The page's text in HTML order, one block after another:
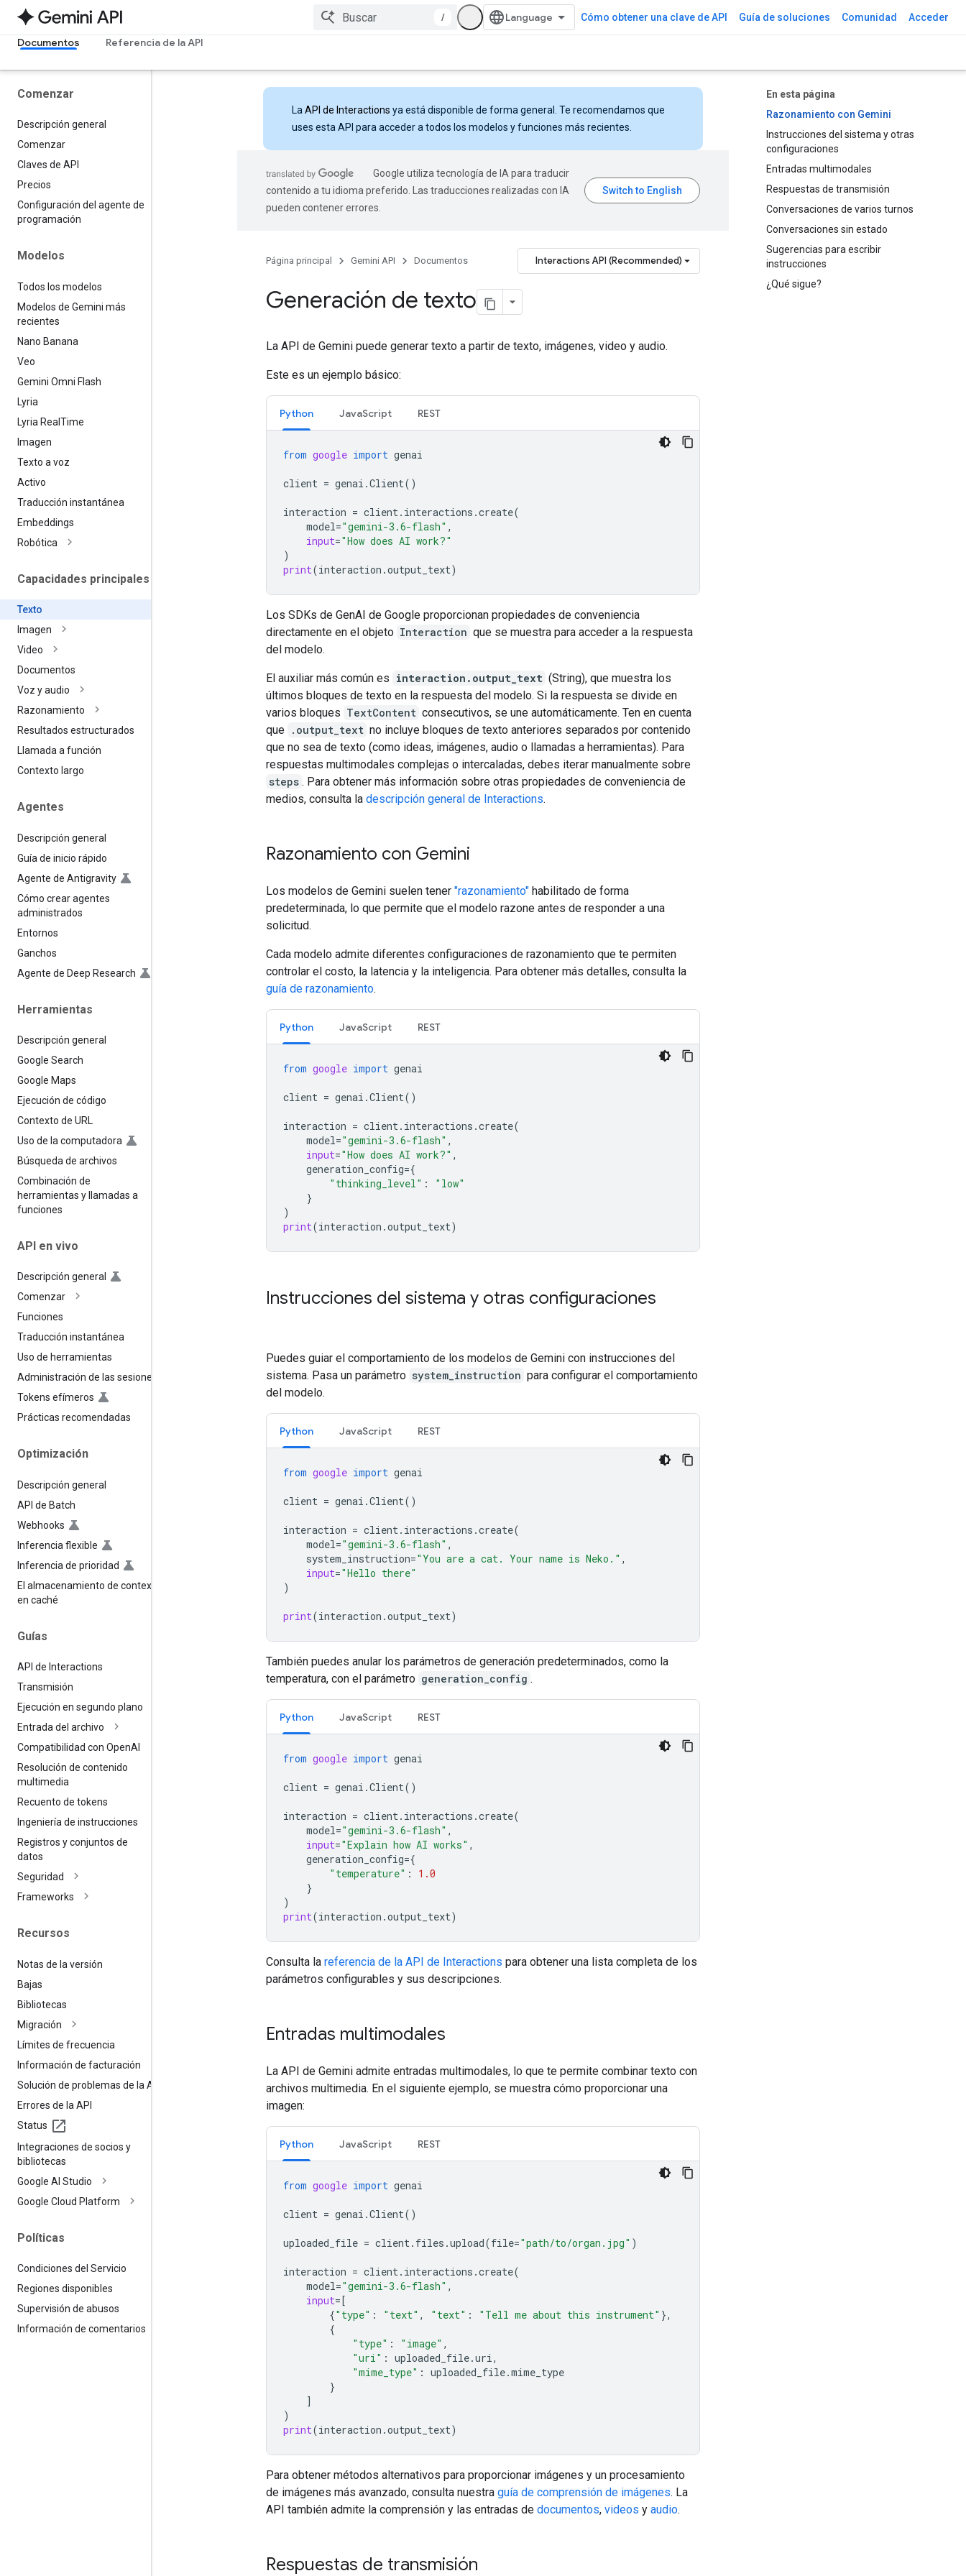
/ Cómo obtener una clave de API Guía de soluciones Comunidad Acceder
Documentos Referencia de la API
Comenzar
Descripción general
Comenzar
Claves de API
Precios
Configuración del agente de
programación
Modelos
Todos los modelos
Modelos de Gemini más
recientes
Nano Banana
Veo
Gemini Omni Flash
Lyria
Lyria Real Time
Imagen
Texto a voz
Activo
Traducción instantánea
Embeddings
Robótica
Capacidades principales
Texto
Imagen
Video
Documentos
Voz y audio
Razonamiento
Resultados estructurados
Llamada a función
Contexto largo
Agentes
Descripción general
Guía de inicio rápido
Agente de Antigravity
Cómo crear agentes
administrados
Entornos
Ganchos
Agente de Deep Research
Herramientas
Descripción general
Google Search
Google Maps
Ejecución de código
Contexto de URL
Uso de la computadora
Búsqueda de archivos
Combinación de
herramientas y llamadas a
funciones
API en vivo
Descripción general
Comenzar
Funciones
Traducción instantánea
Uso de herramientas
Administración de las sesiones
Tokens efímeros
Prácticas recomendadas
Optimización
Descripción general
API de Batch
Webhooks
Inferencia flexible
Inferencia de prioridad
El almacenamiento de contexto
en caché
Guías
API de Interactions
Transmisión
Ejecución en segundo plano
Entrada del archivo
Compatibilidad con OpenAI
Resolución de contenido
multimedia
Recuento de tokens
Ingeniería de instrucciones
Registros y conjuntos de
datos
Seguridad
Frameworks
Recursos
Notas de la versión
Bajas
Bibliotecas
Migración
Límites de frecuencia
Información de facturación
Solución de problemas de la API
Errores de la API
Status
Integraciones de socios y
bibliotecas
Google AI Studio
Google Cloud Platform
Políticas
Condiciones del Servicio
Regiones disponibles
Supervisión de abusos
Información de comentarios
En esta página
Razonamiento con Gemini
Instrucciones del sistema y otras
configuraciones
Entradas multimodales
Respuestas de transmisión
Conversaciones de varios turnos
Conversaciones sin estado
Sugerencias para escribir
instrucciones
¿Qué sigue?
La API de Interactions ya está disponible de forma general. Te recomendamos que
uses esta API para acceder a todos los modelos y funciones más recientes.
Google utiliza tecnología de IA para traducir
contenido a tu idioma preferido. Las traducciones realizadas con IA
pueden contener errores.
Página principal Gemini API Documentos Interactions API (Recommended)
Generación de texto
La API de Gemini puede generar texto a partir de texto, imágenes, video y audio.
Este es un ejemplo básico:
Python JavaScript REST
from google import genai
client = genai .Client()
interaction = client. interactions .create(
model="gemini-3.6-flash" ,
input="How does AI work?"
)
print(interaction .output_text)
Los SDKs de GenAI de Google proporcionan propiedades de conveniencia
directamente en el objeto Interaction que se muestra para acceder a la respuesta
del modelo.
El auxiliar más común es interaction.output_text (String), que muestra los
últimos bloques de texto en la respuesta del modelo. Si la respuesta se divide en
varios bloques TextContent consecutivos, se une automáticamente. Ten en cuenta
que .output_text no incluye bloques de texto anteriores separados por contenido
que no sea de texto (como ideas, imágenes, audio o llamadas a herramientas). Para
respuestas multimodales complejas o intercaladas, debes iterar manualmente sobre
steps . Para obtener más información sobre otras propiedades de conveniencia de
medios, consulta la descripción general de Interactions.
Razonamiento con Gemini
Los modelos de Gemini suelen tener "razonamiento" habilitado de forma
predeterminada, lo que permite que el modelo razone antes de responder a una
solicitud.
Cada modelo admite diferentes configuraciones de razonamiento que te permiten
controlar el costo, la latencia y la inteligencia. Para obtener más detalles, consulta la
guía de razonamiento.
Python JavaScript REST
from google import genai
client = genai .Client()
interaction = client. interactions .create(
model="gemini-3.6-flash" ,
input="How does AI work?" ,
generation_config={
"thinking_level" :
"low"
}
)
print(interaction .output_text)
Instrucciones del sistema y otras configuraciones
Puedes guiar el comportamiento de los modelos de Gemini con instrucciones del
sistema. Pasa un parámetro system_instruction para configurar el comportamiento
del modelo.
Python JavaScript REST
from google import genai
client = genai .Client()
interaction = client. interactions .create(
model="gemini-3.6-flash" ,
system_instruction="You are a cat. Your name is Neko." ,
input="Hello there"
)
print(interaction .output_text)
También puedes anular los parámetros de generación predeterminados, como la
temperatura, con el parámetro generation_config .
Python JavaScript REST
from google import genai
client = genai .Client()
interaction = client. interactions .create(
model="gemini-3.6-flash" ,
input="Explain how AI works" ,
generation_config={
"temperature" :
1.0
}
)
print(interaction .output_text)
Consulta la referencia de la API de Interactions para obtener una lista completa de los
parámetros configurables y sus descripciones.
Entradas multimodales
La API de Gemini admite entradas multimodales, lo que te permite combinar texto con
archivos multimedia. En el siguiente ejemplo, se muestra cómo proporcionar una
imagen:
Python JavaScript REST
from google import genai
client = genai .Client()
uploaded_file = client. files .upload(file="path/to/organ.jpg" )
interaction = client. interactions .create(
model="gemini-3.6-flash" ,
input=[
{"type" : "text" , "text" : "Tell me about this instrument" },
{
"type" : "image" ,
"uri" : uploaded_file.uri,
"mime_type" : uploaded_file.mime_type
}
]
)
print(interaction .output_text)
Para obtener métodos alternativos para proporcionar imágenes y un procesamiento
de imágenes más avanzado, consulta nuestra guía de comprensión de imágenes. La
API también admite la comprensión y las entradas de documentos, videos y audio.
Respuestas de transmisión